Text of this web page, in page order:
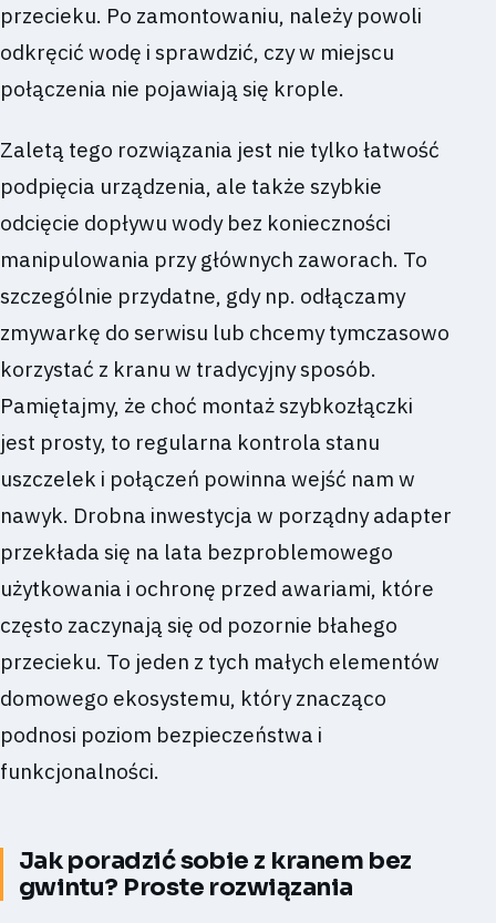
przecieku. Po zamontowaniu, należy powoli
odkręcić wodę i sprawdzić, czy w miejscu
połączenia nie pojawiają się krople.
Zaletą tego rozwiązania jest nie tylko łatwość
podpięcia urządzenia, ale także szybkie
odcięcie dopływu wody bez konieczności
manipulowania przy głównych zaworach. To
szczególnie przydatne, gdy np. odłączamy
zmywarkę do serwisu lub chcemy tymczasowo
korzystać z kranu w tradycyjny sposób.
Pamiętajmy, że choć montaż szybkozłączki
jest prosty, to regularna kontrola stanu
uszczelek i połączeń powinna wejść nam w
nawyk. Drobna inwestycja w porządny adapter
przekłada się na lata bezproblemowego
użytkowania i ochronę przed awariami, które
często zaczynają się od pozornie błahego
przecieku. To jeden z tych małych elementów
domowego ekosystemu, który znacząco
podnosi poziom bezpieczeństwa i
funkcjonalności.
Jak poradzić sobie z kranem bez
gwintu? Proste rozwiązania